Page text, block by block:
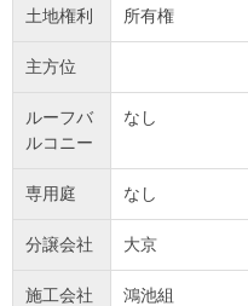
土地権利 所有権
主方位
ルーフバ
ルコニー
なし
専用庭 なし
分譲会社 大京
施工会社 鴻池組